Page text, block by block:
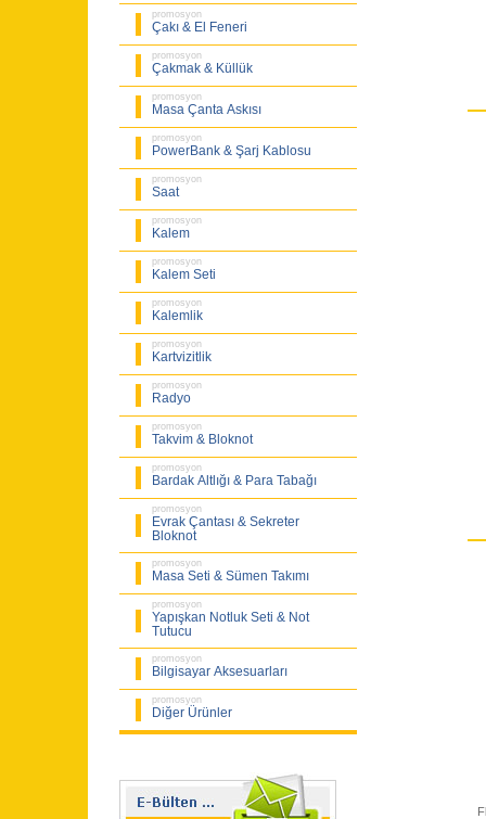
promosyon
Çakı & El Feneri
promosyon
Çakmak & Küllük
promosyon
Masa Çanta Askısı
promosyon
PowerBank & Şarj Kablosu
promosyon
Saat
promosyon
Kalem
promosyon
Kalem Seti
promosyon
Kalemlik
promosyon
Kartvizitlik
promosyon
Radyo
promosyon
Takvim & Bloknot
promosyon
Bardak Altlığı & Para Tabağı
promosyon
Evrak Çantası & Sekreter
Bloknot
promosyon
Masa Seti & Sümen Takımı
promosyon
Yapışkan Notluk Seti & Not
Tutucu
promosyon
Bilgisayar Aksesuarları
promosyon
Diğer Ürünler